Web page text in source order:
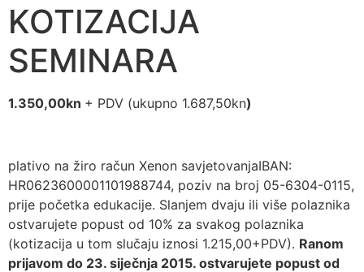
KOTIZACIJA
SEMINARA
1.350,00kn + PDV (ukupno 1.687,50kn)
plativo na žiro račun Xenon savjetovanjaIBAN:
HR0623600001101988744, poziv na broj 05-6304-0115,
prije početka edukacije. Slanjem dvaju ili više polaznika
ostvarujete popust od 10% za svakog polaznika
(kotizacija u tom slučaju iznosi 1.215,00+PDV). Ranom
prijavom do 23. siječnja 2015. ostvarujete popust od